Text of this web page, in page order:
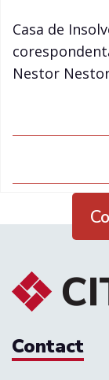
Casa de
Nestor
Contact